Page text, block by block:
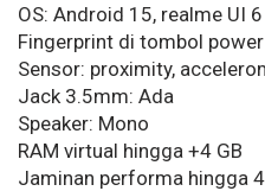
OS: Android 15, realme UI 6
Fingerprint di tombol power
Sensor: proximity,
Jack 3.5mm: Ada
Speaker: Mono
RAM virtual hingga +4 GB
Jaminan performa hingga